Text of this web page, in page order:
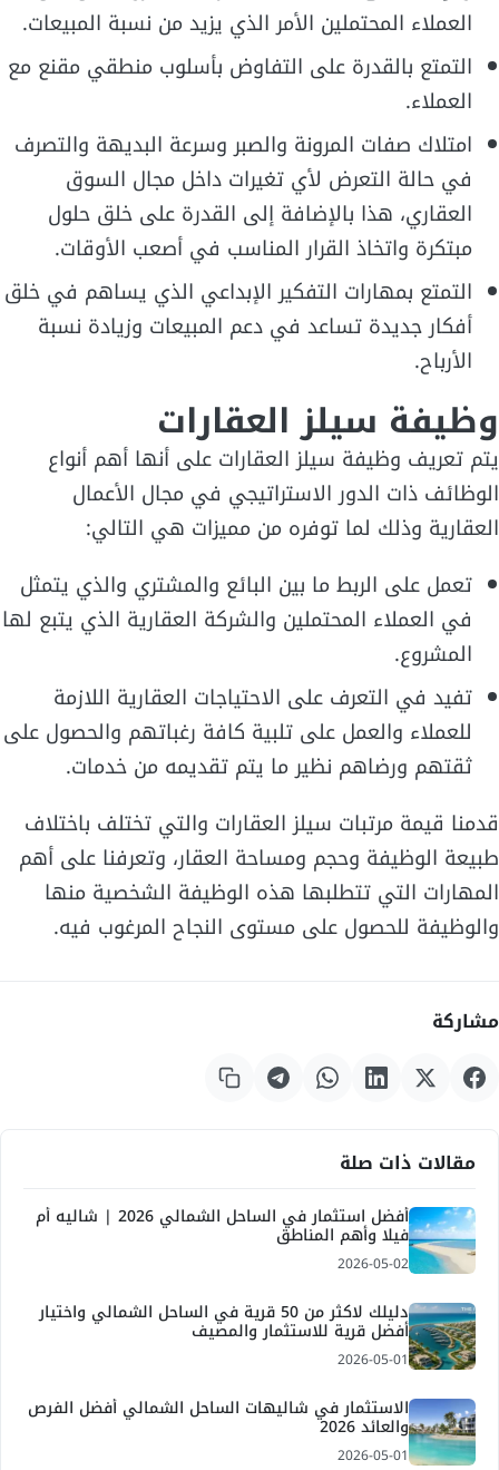
العملاء المحتملين الأمر الذي يزيد من نسبة المبيعات.
التمتع بالقدرة على التفاوض بأسلوب منطقي مقنع مع
العملاء.
امتلاك صفات المرونة والصبر وسرعة البديهة والتصرف
في حالة التعرض لأي تغيرات داخل مجال السوق
العقاري، هذا بالإضافة إلى القدرة على خلق حلول
مبتكرة واتخاذ القرار المناسب في أصعب الأوقات.
التمتع بمهارات التفكير الإبداعي الذي يساهم في خلق
أفكار جديدة تساعد في دعم المبيعات وزيادة نسبة
الأرباح.
وظيفة سيلز العقارات
يتم تعريف وظيفة سيلز العقارات على أنها أهم أنواع
الوظائف ذات الدور الاستراتيجي في مجال الأعمال
العقارية وذلك لما توفره من مميزات هي التالي:
تعمل على الربط ما بين البائع والمشتري والذي يتمثل
في العملاء المحتملين والشركة العقارية الذي يتبع لها
المشروع.
تفيد في التعرف على الاحتياجات العقارية اللازمة
للعملاء والعمل على تلبية كافة رغباتهم والحصول على
ثقتهم ورضاهم نظير ما يتم تقديمه من خدمات.
قدمنا قيمة مرتبات سيلز العقارات والتي تختلف باختلاف
طبيعة الوظيفة وحجم ومساحة العقار، وتعرفنا على أهم
المهارات التي تتطلبها هذه الوظيفة الشخصية منها
والوظيفة للحصول على مستوى النجاح المرغوب فيه.
مشاركة
مقالات ذات صلة
أفضل استثمار في الساحل الشمالي 2026 | شاليه أم
فيلا وأهم المناطق
2026-05-02
دليلك لاكثر من 50 قرية في الساحل الشمالي واختيار
أفضل قرية للاستثمار والمصيف
2026-05-01
الاستثمار في شاليهات الساحل الشمالي أفضل الفرص
والعائد 2026
2026-05-01